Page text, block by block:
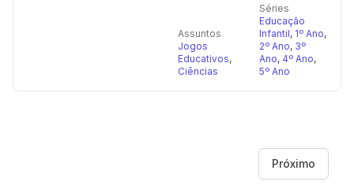
Assuntos
Jogos
Educativos,
Ciências
Séries
Educação
Infantil, 1º Ano,
2º Ano, 3º
Ano, 4º Ano,
5º Ano
Próximo